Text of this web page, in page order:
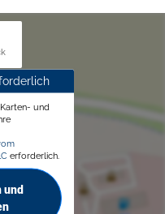
und
erforderlich.
und